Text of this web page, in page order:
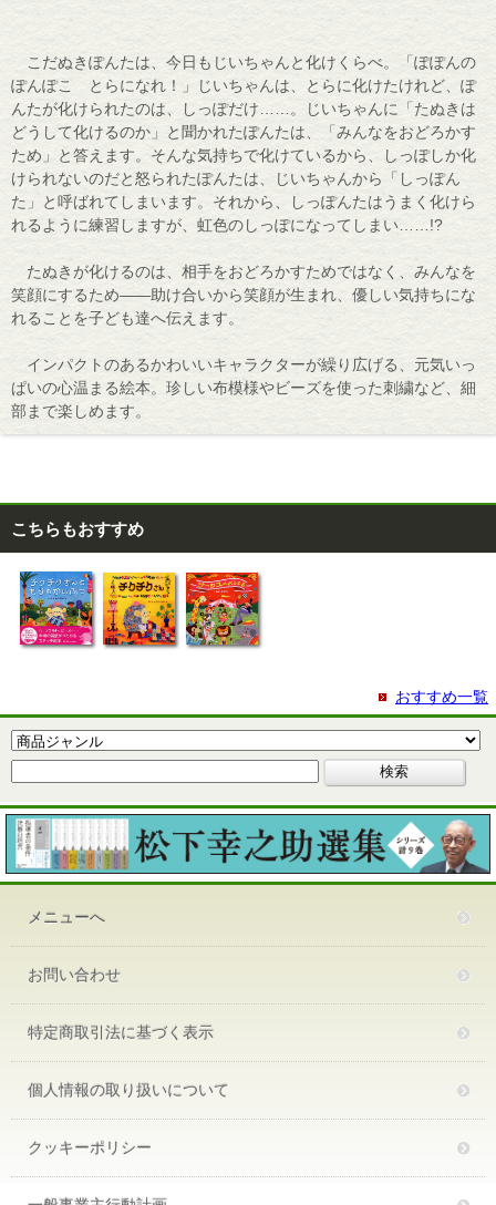
こだぬきぽんたは、今日もじいちゃんと化けくらべ。「ぽぽんの
ぽんぽこ とらになれ！」じいちゃんは、とらに化けたけれど、ぽ
んたが化けられたのは、しっぽだけ……。じいちゃんに「たぬきは
どうして化けるのか」と聞かれたぽんたは、「みんなをおどろかす
ため」と答えます。そんな気持ちで化けているから、しっぽしか化
けられないのだと怒られたぽんたは、じいちゃんから「しっぽん
た」と呼ばれてしまいます。それから、しっぽんたはうまく化けら
れるように練習しますが、虹色のしっぽになってしまい……!?
たぬきが化けるのは、相手をおどろかすためではなく、みんなを
笑顔にするため――助け合いから笑顔が生まれ、優しい気持ちにな
れることを子ども達へ伝えます。
インパクトのあるかわいいキャラクターが繰り広げる、元気いっ
ぱいの心温まる絵本。珍しい布模様やビーズを使った刺繍など、細
部まで楽しめます。
こちらもおすすめ
おすすめ一覧
メニューへ
お問い合わせ
特定商取引法に基づく表示
個人情報の取り扱いについて
クッキーポリシー